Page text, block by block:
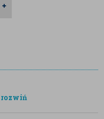
rozwiń